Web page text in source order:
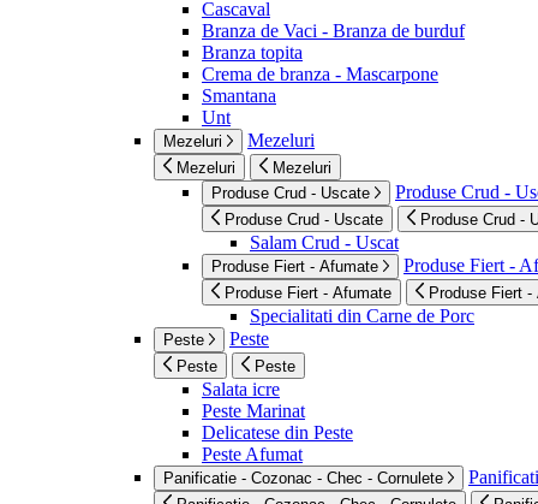
Cascaval
Branza de Vaci - Branza de burduf
Branza topita
Crema de branza - Mascarpone
Smantana
Unt
Mezeluri Mezeluri
Mezeluri
Mezeluri
Produse Crud - Uscate
Produse Crud -
Produse Crud - Uscate Produse Crud -
Salam Crud - Uscat
Produse Fiert - Afumate Produse Fiert -
Produse Fiert - Afumate Produse Fiert -
Specialitati din Carne de Porc
Peste Peste
Peste Peste
Salata icre
Peste Marinat
Delicatese din Peste
Peste Afumat
Panificatie - Cozonac - Chec - Cornulete